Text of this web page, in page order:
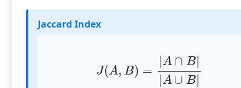
Jaccard Index
J(A, B) =
|A ∩ B|
|A ∪ B|
B|| A∪